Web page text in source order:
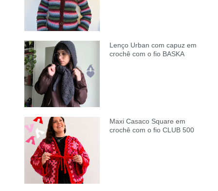
Lenço Urban com capuz em
crochê com o fio BASKA
Maxi Casaco Square em
crochê com o fio CLUB 500